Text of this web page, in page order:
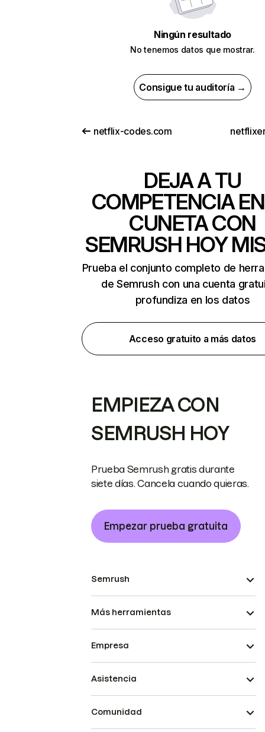
Ningún resultado
No tenemos datos que mostrar.
Consigue tu auditoría →
netflix-codes.com
DEJA A TU
COMPETENCIA
CUNETA CON
SEMRUSH HOY
Prueba el conjunto completo de
de Semrush con una cuenta
profundiza en los datos
Acceso gratuito a más datos
EMPIEZA CON
SEMRUSH HOY
Prueba Semrush gratis durante
siete días. Cancela cuando quieras.
Empezar prueba gratuita
Semrush
Más herramientas
Empresa
Asistencia
Comunidad